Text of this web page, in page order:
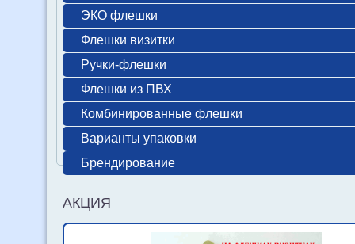
ЭКО флешки
Флешки визитки
Ручки-флешки
Флешки из ПВХ
Комбинированные флешки
Варианты упаковки
Брендирование
АКЦИЯ